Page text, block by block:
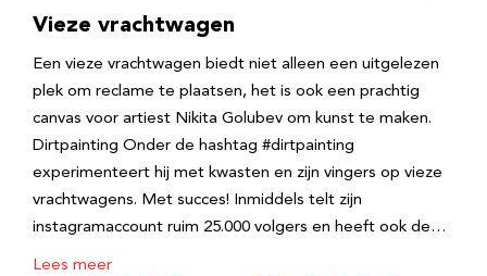
Vieze vrachtwagen
Een vieze vrachtwagen biedt niet alleen een uitgelezen
plek om reclame te plaatsen, het is ook een prachtig
canvas voor artiest Nikita Golubev om kunst te maken.
Dirtpainting Onder de hashtag #dirtpainting
experimenteert hij met kwasten en zijn vingers op vieze
vrachtwagens. Met succes! Inmiddels telt zijn
instagramaccount ruim 25.000 volgers en heeft ook de…
Lees meer